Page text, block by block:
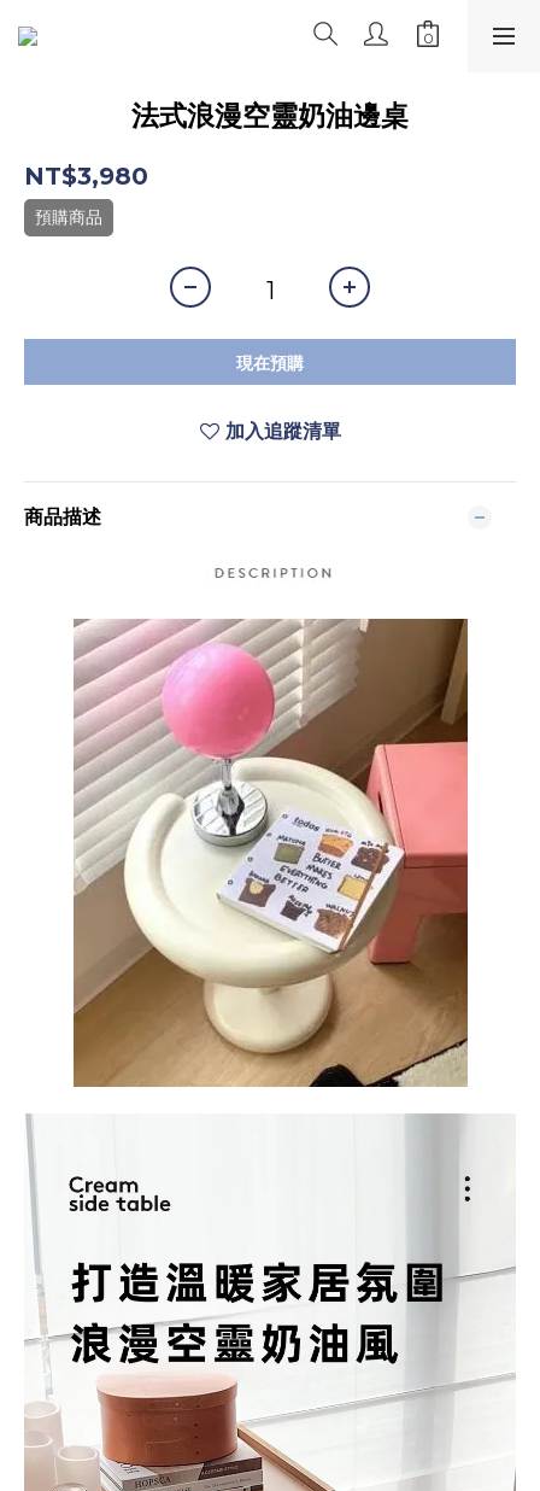
法式浪漫空靈奶油邊桌
NT$3,980
預購商品
現在預購
加入追蹤清單
商品描述